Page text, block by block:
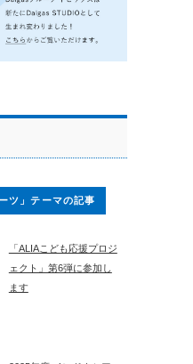
ツ」テーマの記事
「ALIAこども応援プロジ
ェクト」第6弾に参加し
ます